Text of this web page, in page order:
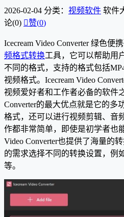
2026-02-04 分类： 视频软件 软件
论(0) 赞(0)
Icecream Video Converter 绿色便
频格式转换工具，它可以帮助用
不同的格式，支持的格式包括
视频格式。Icecream Video
视频爱好者和工作者必备的软件
Converter的最大优点就是它的多
格式，还可以进行视频剪辑、音
作都非常简单，即使是初学者也
Video Converter也提供了海量的
的需求选择不同的转换设置，例
等。